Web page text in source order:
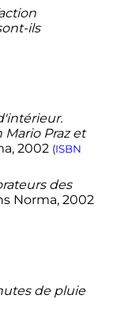
ils
Praz et
2002 (ISBN
des
Norma, 2002
de pluie